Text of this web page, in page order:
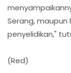
Serang,
penyelidikan,"
(Red)